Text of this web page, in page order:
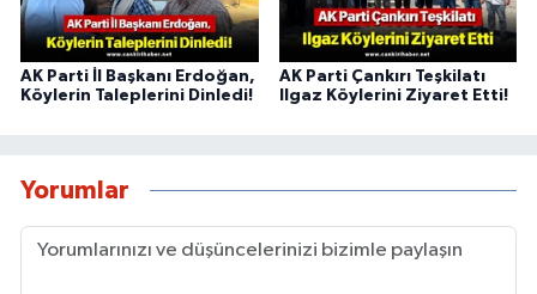
AK Parti İl Başkanı Erdoğan,
Köylerin Taleplerini Dinledi!
AK Parti Çankırı Teşkilatı
Ilgaz Köylerini Ziyaret Etti!
Yorumlar